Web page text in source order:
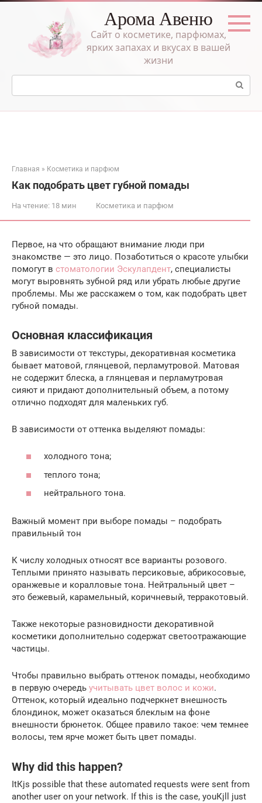
Перейти
Арома Авеню
Сайт о косметике, парфюмах,
ярких запахах и вкусах в вашей
жизни
Поиск:
Главная » Косметика и парфюм
Как подобрать цвет губной помады
На чтение: 18 мин Косметика и парфюм
Первое, на что обращают внимание люди при
знакомстве — это лицо. Позаботиться о красоте улыбки
помогут в стоматологии Эскулапдент, специалисты
могут выровнять зубной ряд или убрать любые другие
проблемы. Мы же расскажем о том, как подобрать цвет
губной помады.
Основная классификация
В зависимости от текстуры, декоративная косметика
бывает матовой, глянцевой, перламутровой. Матовая
не содержит блеска, а глянцевая и перламутровая
сияют и придают дополнительный объем, а потому
отлично подходят для маленьких губ.
В зависимости от оттенка выделяют помады:
холодного тона;
теплого тона;
нейтрального тона.
Важный момент при выборе помады – подобрать
правильный тон
К числу холодных относят все варианты розового.
Теплыми принято называть персиковые, абрикосовые,
оранжевые и коралловые тона. Нейтральный цвет –
это бежевый, карамельный, коричневый, терракотовый.
Также некоторые разновидности декоративной
косметики дополнительно содержат светоотражающие
частицы.
Чтобы правильно выбрать оттенок помады, необходимо
в первую очередь учитывать цвет волос и кожи.
Оттенок, который идеально подчеркнет внешность
блондинок, может оказаться блеклым на фоне
внешности брюнеток. Общее правило такое: чем темнее
волосы, тем ярче может быть цвет помады.
Why did this happen?
ItКјs possible that these automated requests were sent from
another user on your network. If this is the case, youКјll just